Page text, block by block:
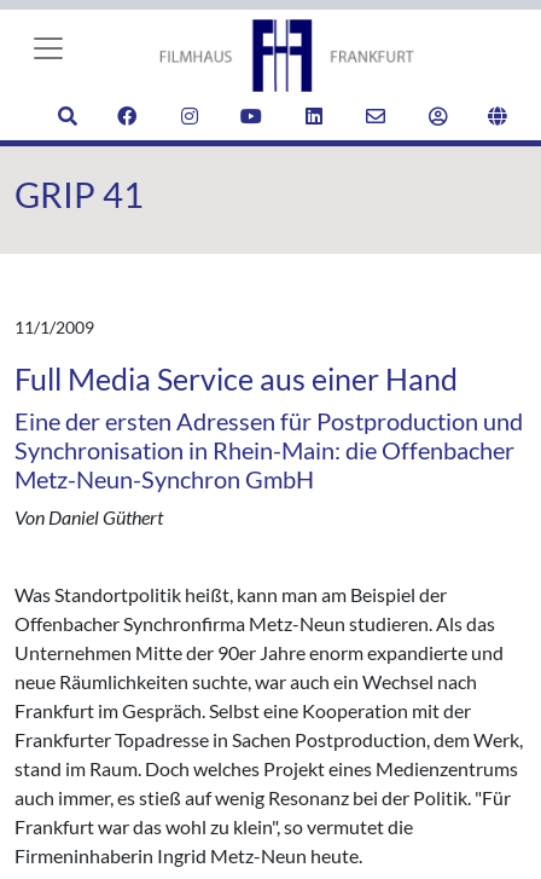
GRIP 41
11/1/2009
Full Media Service aus einer Hand
Eine der ersten Adressen für Postproduction und
Synchronisation in Rhein-Main: die Offenbacher
Metz-Neun-Synchron GmbH
Von Daniel Güthert
Was Standortpolitik heißt, kann man am Beispiel der
Offenbacher Synchronfirma Metz-Neun studieren. Als das
Unternehmen Mitte der 90er Jahre enorm expandierte und
neue Räumlichkeiten suchte, war auch ein Wechsel nach
Frankfurt im Gespräch. Selbst eine Kooperation mit der
Frankfurter Topadresse in Sachen Postproduction, dem Werk,
stand im Raum. Doch welches Projekt eines Medienzentrums
auch immer, es stieß auf wenig Resonanz bei der Politik. "Für
Frankfurt war das wohl zu klein", so vermutet die
Firmeninhaberin Ingrid Metz-Neun heute.